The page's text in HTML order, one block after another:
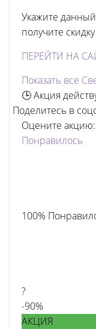
Укажите
получите
ПЕРЕЙТИ НА
Показать все
🕒 Акция
Поделитесь в
Оцените акцию:
Понравилось
100%
?
-90%
АКЦИЯ